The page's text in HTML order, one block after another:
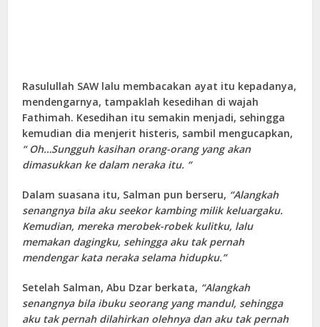
Rasulullah SAW lalu membacakan ayat itu kepadanya,
mendengarnya, tampaklah kesedihan di wajah
Fathimah. Kesedihan itu semakin menjadi, sehingga
kemudian dia menjerit histeris, sambil mengucapkan,
“ Oh…Sungguh kasihan orang-orang yang akan
dimasukkan ke dalam neraka itu. “
Dalam suasana itu, Salman pun berseru, “Alangkah
senangnya bila aku seekor kambing milik keluargaku.
Kemudian, mereka merobek-robek kulitku, lalu
memakan dagingku, sehingga aku tak pernah
mendengar kata neraka selama hidupku.”
Setelah Salman, Abu Dzar berkata, “Alangkah
senangnya bila ibuku seorang yang mandul, sehingga
aku tak pernah dilahirkan olehnya dan aku tak pernah